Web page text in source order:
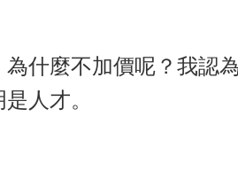
為什麼不加價呢？我認
人才。